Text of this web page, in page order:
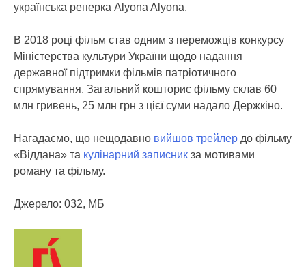
українська реперка Alyona Alyona.
В 2018 році фільм став одним з переможців конкурсу
Міністерства культури України щодо надання
державної підтримки фільмів патріотичного
спрямування. Загальний кошторис фільму склав 60
млн гривень, 25 млн грн з цієї суми надало Держкіно.
Нагадаємо, що нещодавно вийшов трейлер до фільму
«Віддана» та кулінарний записник за мотивами
роману та фільму.
Джерело: 032, МБ